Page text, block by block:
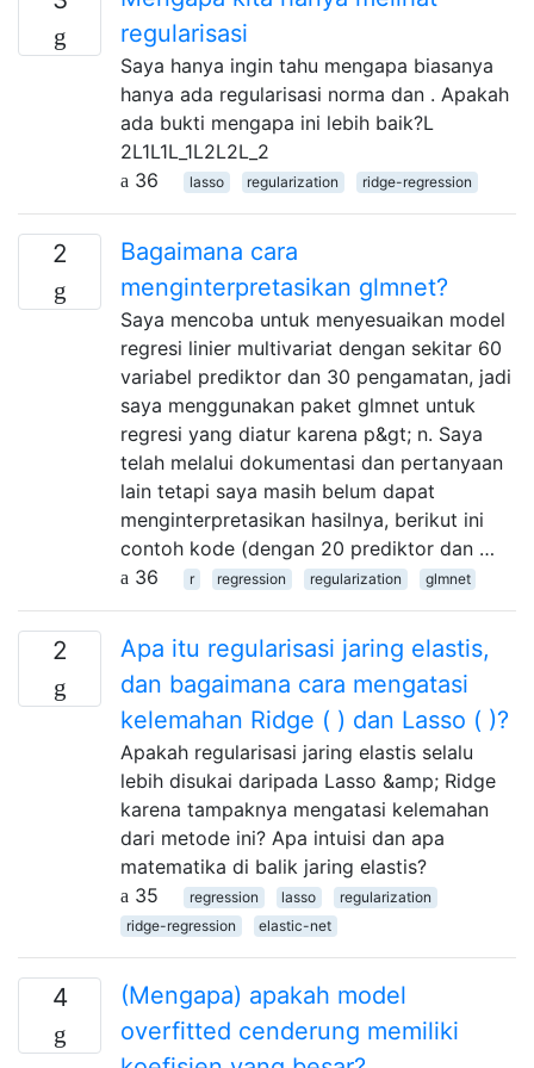
regularisasi
Saya hanya ingin tahu mengapa biasanya
hanya ada regularisasi norma dan . Apakah
ada bukti mengapa ini lebih baik?L
2L1L1L_1L2L2L_2
36
lasso regularization ridge-regression
2
Bagaimana cara
menginterpretasikan glmnet?
Saya mencoba untuk menyesuaikan model
regresi linier multivariat dengan sekitar 60
variabel prediktor dan 30 pengamatan, jadi
saya menggunakan paket glmnet untuk
regresi yang diatur karena p&gt; n. Saya
telah melalui dokumentasi dan pertanyaan
lain tetapi saya masih belum dapat
menginterpretasikan hasilnya, berikut ini
contoh kode (dengan 20 prediktor dan …
36
r regression regularization glmnet
2
Apa itu regularisasi jaring elastis,
dan bagaimana cara mengatasi
kelemahan Ridge ( ) dan Lasso ( )?
Apakah regularisasi jaring elastis selalu
lebih disukai daripada Lasso &amp; Ridge
karena tampaknya mengatasi kelemahan
dari metode ini? Apa intuisi dan apa
matematika di balik jaring elastis?
35
regression lasso
regularization
ridge-regression
elastic-net
4
(Mengapa) apakah model
overfitted cenderung memiliki